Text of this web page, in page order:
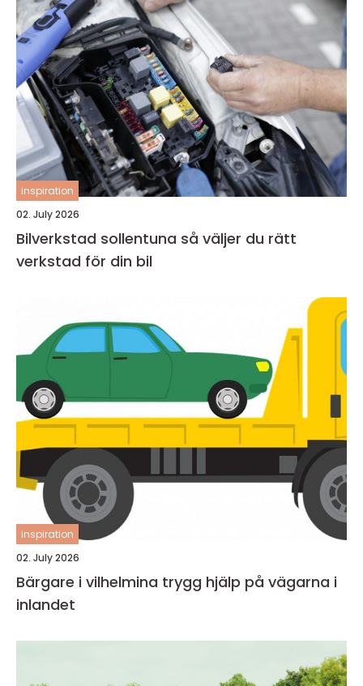
inspiration
02. July 2026
Bilverkstad sollentuna så väljer du rätt
verkstad för din bil
inspiration
02. July 2026
Bärgare i vilhelmina trygg hjälp på vägarna i
inlandet